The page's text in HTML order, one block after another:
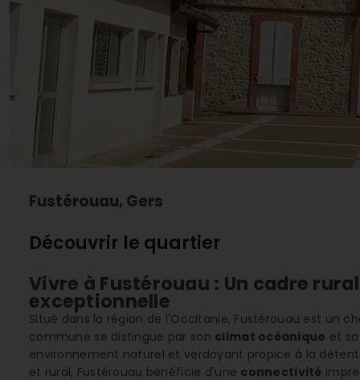
Fustérouau, Gers
Découvrir le quartier
Vivre à Fustérouau : Un cadre
exceptionnelle
Situé dans la région de l'Occitanie, Fustérouau est un
commune se distingue par son climat océanique et
environnement naturel et verdoyant propice à la
et rural, Fustérouau bénéficie d'une connectivité